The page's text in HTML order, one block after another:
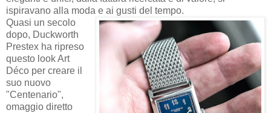
ispiravano alla moda e ai gusti del tempo.
Quasi un secolo
dopo, Duckworth
Prestex ha ripreso
questo look Art
Déco per creare il
suo nuovo
"Centenario",
omaggio diretto